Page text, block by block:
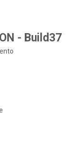
- Build37